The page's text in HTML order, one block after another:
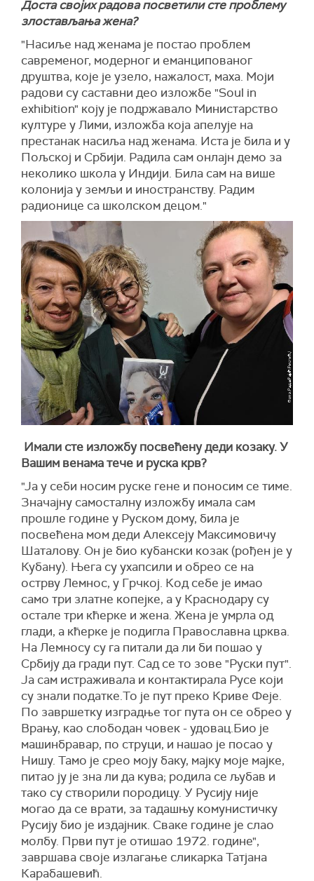
Доста својих радова посветили сте проблему
злостављања жена?
"Насиље над женама је постао проблем
савременог, модерног и еманципованог
друштва, које је узело, нажалост, маха. Моји
радови су саставни део изложбе "Soul in
exhibition" коју је подржавало Министарство
културе у Лими, изложба која апелује на
престанак насиља над женама. Иста је била и у
Пољској и Србији. Радила сам онлајн демо за
неколико школа у Индији. Била сам на више
колонија у земљи и иностранству. Радим
радионице са школском децом."
Имали сте изложбу посвећену деди козаку. У
Вашим венама тече и руска крв?
"Ја у себи носим руске гене и поносим се тиме.
Значајну самосталну изложбу имала сам
прошле године у Руском дому, била је
посвећена мом деди Алексеју Максимовичу
Шаталову. Он је био кубански козак (рођен је у
Кубану). Њега су ухапсили и обрео се на
острву Лемнос, у Грчкој. Код себе је имао
само три златне копејке, а у Краснодару су
остале три кћерке и жена. Жена је умрла од
глади, а кћерке је подигла Православна црква.
На Лемносу су га питали да ли би пошао у
Србију да гради пут. Сад се то зове "Руски пут".
Ја сам истраживала и контактирала Русе који
су знали податке.То је пут преко Криве Феје.
По завршетку изградње тог пута он се обрео у
Врању, као слободан човек - удовац.Био је
машинбравар, по струци, и нашао је посао у
Нишу. Тамо је срео моју баку, мајку моје мајке,
питао ју је зна ли да кува; родила се љубав и
тако су створили породицу. У Русију није
могао да се врати, за тадашњу комунистичку
Русију био је издајник. Сваке године је слао
молбу. Први пут је отишао 1972. године",
завршава своје излагање сликарка Татјана
Карабашевић.